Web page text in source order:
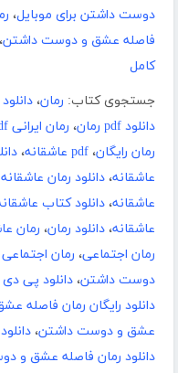
دوست داشتن برای موبایل،
فاصله عشق و دوست داشتن،
کامل
جستجوی کتاب: رمان،
دانلود pdf رمان
، رمان ایرانی pdf
رمان رایگان، pdf عاشقانه ،
عاشقانه، دانلود رمان
عاشقانه، دانلود کتاب
عاشقانه، دانلود رمان، رمان
رمان اجتماعی، رمان اجتماعی
دوست داشتن، دانلود پی
دانلود رایگان رمان فاصله
عشق و دوست داشتن،
دانلود رمان فاصله عشق و